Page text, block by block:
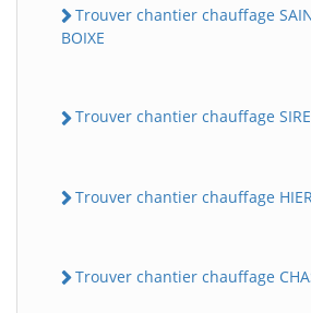
Trouver chantier chauffage
BOIXE
Trouver chantier chauffage
Trouver chantier chauffage
Trouver chantier chauffage